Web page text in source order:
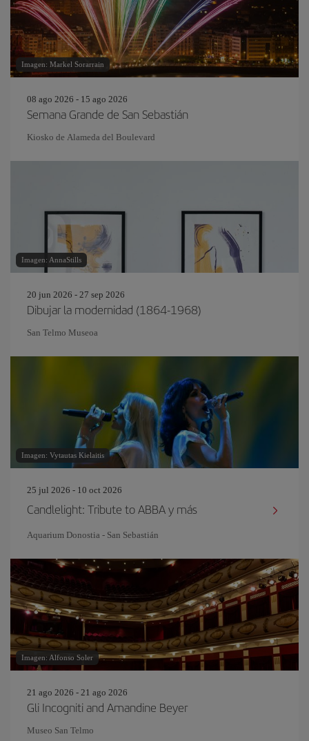
Imagen: Markel Sorarrain
08 ago 2026 - 15 ago 2026
Semana Grande de San Sebastián
Kiosko de Alameda del Boulevard
Imagen: AnnaStills
20 jun 2026 - 27 sep 2026
Dibujar la modernidad (1864-1968)
San Telmo Museoa
Imagen: Vytautas Kielaitis
25 jul 2026 - 10 oct 2026
Candlelight: Tribute to ABBA y más
Aquarium Donostia - San Sebastián
Imagen: Alfonso Soler
21 ago 2026 - 21 ago 2026
Gli Incogniti and Amandine Beyer
Museo San Telmo